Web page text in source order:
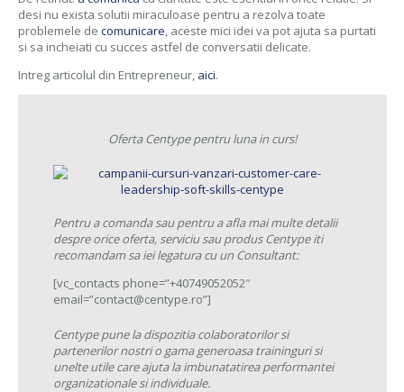
desi nu exista solutii miraculoase pentru a rezolva toate
problemele de comunicare, aceste mici idei va pot ajuta sa purtati
si sa incheiati cu succes astfel de conversatii delicate.
Intreg articolul din Entrepreneur,aici.
Oferta Centype pentru luna in curs!
Pentru a comanda sau pentru a afla mai multe detalii
despre orice oferta, serviciu sau produs Centype iti
recomandam sa iei legatura cu un Consultant:
[vc_contacts phone=”+40749052052″
email=”contact@centype.ro”]
Centype pune la dispozitia colaboratorilor si
partenerilor nostri o gama generoasa traininguri si
unelte utile care ajuta la imbunatatirea performantei
organizationale si individuale.